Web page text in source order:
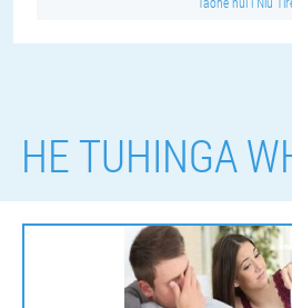
HE TUHINGA